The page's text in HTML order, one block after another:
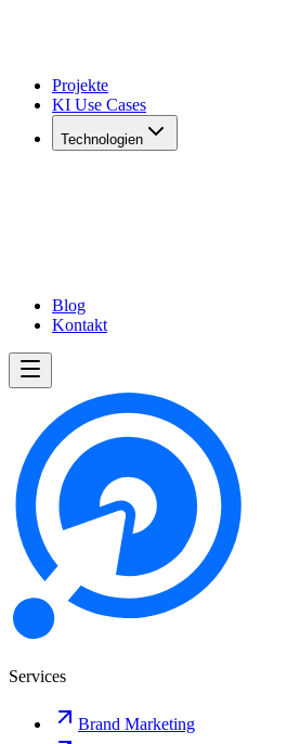
Projekte
KI Use Cases
Technologien
Blog
Kontakt
Services
Brand Marketing